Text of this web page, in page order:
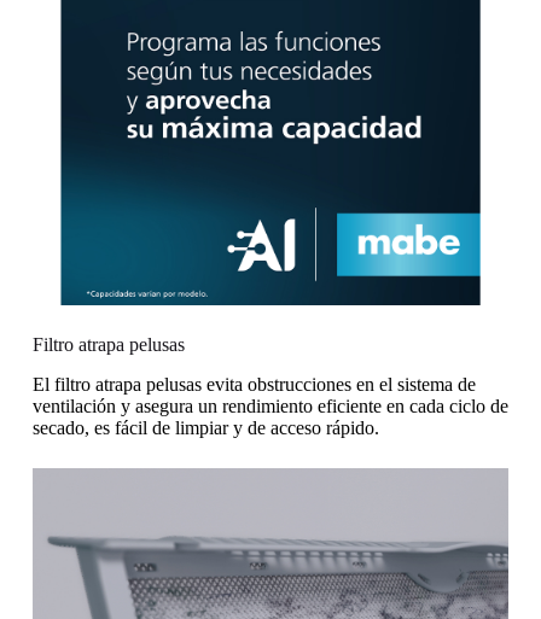
Filtro atrapa pelusas
El filtro atrapa pelusas evita obstrucciones en el sistema de
ventilación y asegura un rendimiento eficiente en cada ciclo de
secado, es fácil de limpiar y de acceso rápido.